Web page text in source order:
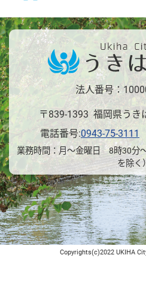
法人番号：
〒839-1393 福岡県う
電話番号:0943-75-3111
業務時間：月～金曜日 8時30分
を除く）
Copyrights(c)2022 UKIHA